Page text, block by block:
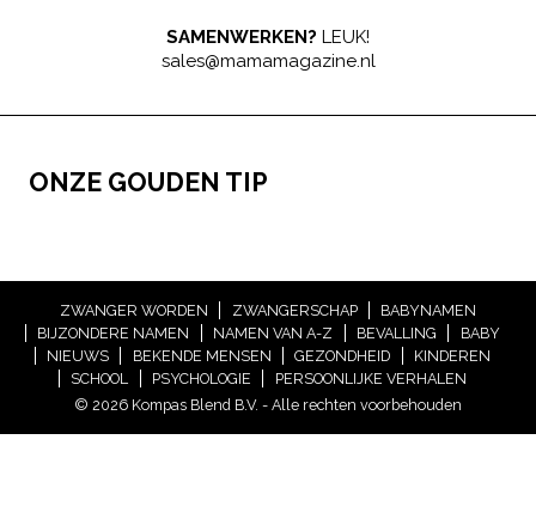
SAMENWERKEN? LEUK!
sales@mamamagazine.nl
ONZE GOUDEN TIP
ZWANGER WORDEN ZWANGERSCHAP
BABYNAMEN
BIJZONDERE NAMEN
NAMEN VAN A-Z BEVALLING
BABY
NIEUWS
BEKENDE MENSEN GEZONDHEID
KINDEREN
SCHOOL
PSYCHOLOGIE
PERSOONLIJKE VERHALEN
© 2026 Kompas Blend B.V. - Alle rechten voorbehouden